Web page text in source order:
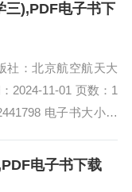
三),PDF电子书下
社：北京航空航天大
2024-11-01 页数：1
电子书大小：
电子书下载